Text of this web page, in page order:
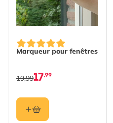
Marqueur pour fenêtres
17,99
19,99